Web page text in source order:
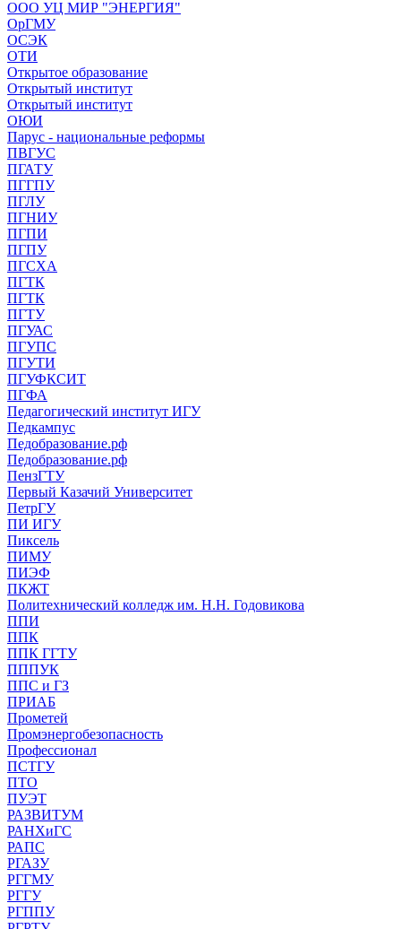
ООО УЦ МИР "ЭНЕРГИЯ"
ОрГМУ
ОСЭК
ОТИ
Открытое образование
Открытый институт
Открытый институт
ОЮИ
Парус - национальные реформы
ПВГУС
ПГАТУ
ПГГПУ
ПГЛУ
ПГНИУ
ПГПИ
ПГПУ
ПГСХА
ПГТК
ПГТК
ПГТУ
ПГУАС
ПГУПС
ПГУТИ
ПГУФКСИТ
ПГФА
Педагогический институт ИГУ
Педкампус
Педобразование.рф
Педобразование.рф
ПензГТУ
Первый Казачий Университет
ПетрГУ
ПИ ИГУ
Пиксель
ПИМУ
ПИЭФ
ПКЖТ
Политехнический колледж им. Н.Н. Годовикова
ППИ
ППК
ППК ГГТУ
ПППУК
ППС и ГЗ
ПРИАБ
Прометей
Промэнергобезопасность
Профессионал
ПСТГУ
ПТО
ПУЭТ
РАЗВИТУМ
РАНХиГС
РАПС
РГАЗУ
РГГМУ
РГГУ
РГППУ